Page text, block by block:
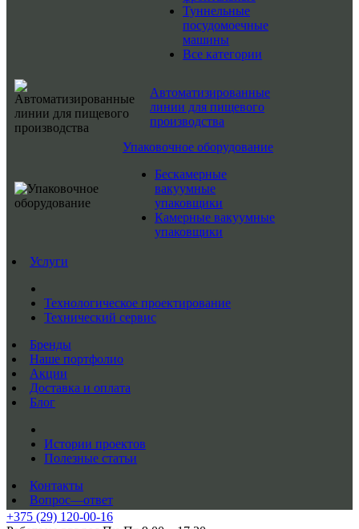
Туннельные
посудомоечные
машины
Все категории
Автоматизированные
линии для пищевого
производства
Упаковочное оборудование
Бескамерные
вакуумные
упаковщики
Камерные вакуумные
упаковщики
Услуги
Технологическое проектирование
Технический сервис
Бренды
Наше портфолио
Акции
Доставка и оплата
Блог
Истории проектов
Полезные статьи
Контакты
Вопрос—ответ
+375 (29) 120-00-16